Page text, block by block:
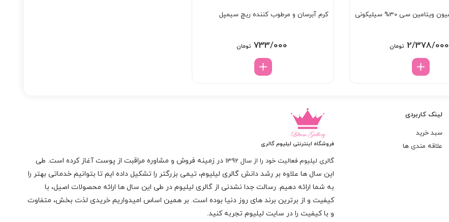
کرم سوسپانسیون ویتامین سی 30% سیلیکونی
2/378/000 تومان
کرم آبرسان و مرطوب کننده ریچ سیمپل
733/000 تومان
لینک کاربردی
سبد خرید
علاقه مندی ها
فروشگاه اینترنتی لیلیوم گالری
گالری لیلیوم فعالیت خود را از سال 1392
در زمینه فروش و مشاوره مراقبت از پوست آغاز کرده است. طی
این سال ها علاوه بر رشد دانش گالری لیلیوم، تیمی بزرگتر را تشکیل داده ایم تا بتوانیم خدماتی بهتر را
به شما ارائه دهیم. رسالت جدا نشدنی از گالری لیلیوم در طی این سال ها ارائه محصولات اصیل، با
کیفیت و از برترین برند های روز دنیا بوده است. بر همین اساس امیدواریم خریدی لذت بخش، متفاوت
و با کیفیت را در سایت لیلیوم تجربه کنید.